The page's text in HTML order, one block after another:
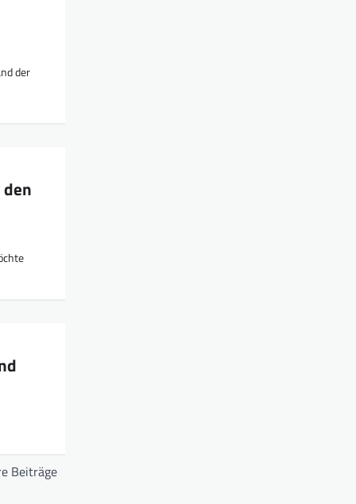
der
Beiträge